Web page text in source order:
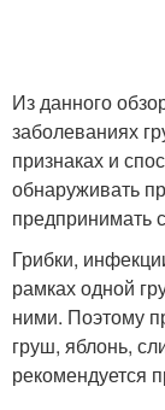
Из данного
заболеваниях
признаках и
обнаруживать
предпринимать
Грибки,
рамках одной
ними. Поэтому
груш, яблонь,
рекомендуется